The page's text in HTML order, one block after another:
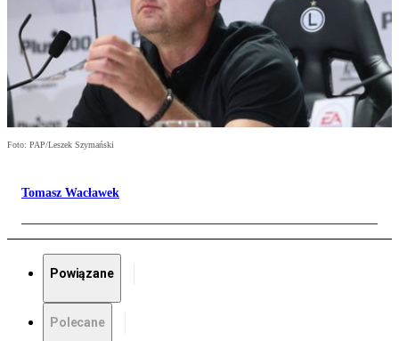
Foto: PAP/Leszek Szymański
Tomasz Wacławek
Powiązane
Polecane